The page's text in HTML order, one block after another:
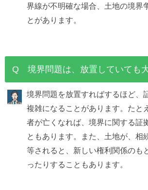
界線が不明確な場合、土地の境界
とがあります。
Q 境界問題は、放置していても
境界問題を放置すればするほど、
複雑になることがあります。たと
者が亡くなれば、境界に関する証
ともあります。また、土地が、相
等されると、新しい権利関係のも
ったりすることもあります。